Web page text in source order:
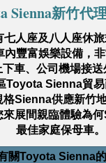
Sienna新竹代
人座及八人座休
內豐富娛樂設備，
車、公司機場接
Toyota Sienna貿
格Sienna供應新竹
來展間親臨體驗為
最佳家庭保母車。
關Toyota Sienna